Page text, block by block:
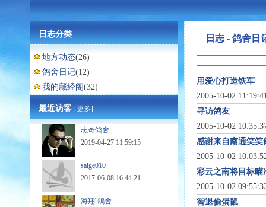
日志分类
地方动态(26)
鸽舍日记(12)
我的藏经阁(32)
最近访客[更多]
志奇鸽舍
2019-04-27 11:59:15
saige010
2017-06-08 16:44:21
海翔ˇ鴿舍
日志 - 鸽舍日
用爱心打造铁军
2005-10-02
寻访鸽友
2005-10-02
感谢来自南通笑笑
2005-10-02
彩云之南将目标瞄
2005-10-02
智退偷蛋鼠